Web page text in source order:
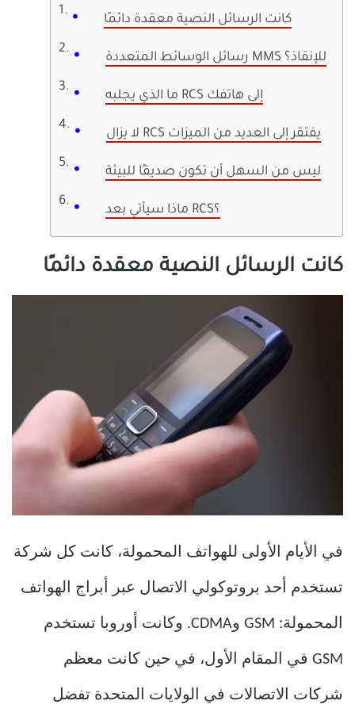
كانت الرسائل النصية معقدة دائمًا
رسائل الوسائط المتعددة MMS للإنقاذ؟
ما الذي يجلبه RCS إلى هاتفك
لا يزال RCS يفتقر إلى العديد من الميزات
ليس من السهل أن تكون صديقًا للبيئة
ماذا سيأتي بعد RCS؟
كانت الرسائل النصية معقدة دائمًا
في الأيام الأولى للهواتف المحمولة، كانت كل شركة
تستخدم أحد بروتوكولي الاتصال عبر أبراج الهواتف
المحمولة: GSM وCDMA. وكانت أوروبا تستخدم
GSM في المقام الأول، في حين كانت معظم
شركات الاتصالات في الولايات المتحدة تفضل